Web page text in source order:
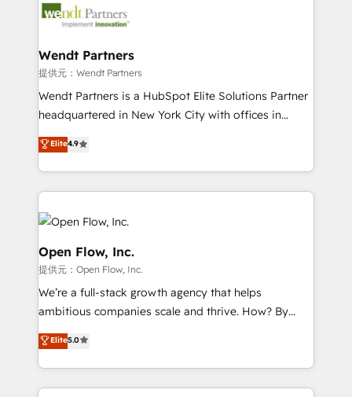
technology and people with each other. Together we
strive for optimal customer processes and
businesses. Our teams are based in North America
Implementation Certified Partner and we contribute
to their advisory council. We strive to do 'good work
with good people' and have worked with incredible
brands. You can see some of them on our website,
Wendt Partners
提供元：Wendt Partners
Wendt Partners is a HubSpot Elite Solutions Partner
headquartered in New York City with offices in
Toronto, London and Melbourne. As a global
HubSpot partner, we specialize in working with
sophisticated B2B companies to implement the
HubSpot CRM platform across client organizations.
Our vertical market expertise includes
industrial/manufacturing, professional services,
architecture/engineering/construction (AEC),
distribution, commercial real estate, technology,
finserv/fintech, IT managed services, transportation
& logistics, energy/solar, staffing and recruiting,
media, healthcare and government contractors. Our
scope of services encompasses Platform Solutions,
Elite4.9
Open Flow, Inc.
提供元：Open Flow, Inc.
We’re a full-stack growth agency that helps
ambitious companies scale and thrive. How? By
upgrading and streamlining every single revenue-
generating aspect of your business. We’re proud
HubSpot Elite Solutions Partners and devout CRM
nerds who can harness HubSpot’s custom digital
Elite5.0